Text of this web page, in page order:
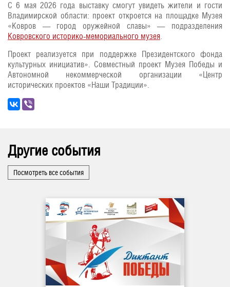
С 6 мая 2026 года выставку смогут увидеть жители и гости
Владимирской области: проект откроется на площадке Музея
«Ковров — город оружейной славы» — подразделения
Ковровского историко-мемориального музея.
Проект реализуется при поддержке Президентского фонда
культурных инициатив». Совместный проект Музея Победы и
Автономной некоммерческой организации «Центр
исторических проектов «Наши Традиции».
Другие события
Посмотреть все события